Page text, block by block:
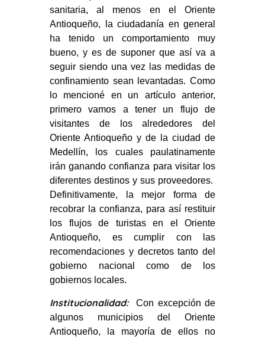
sanitaria, al menos en el Oriente
Antioqueño, la ciudadanía en general
ha tenido un comportamiento muy
bueno, y es de suponer que así va a
seguir siendo una vez las medidas de
confinamiento sean levantadas. Como
lo mencioné en un artículo anterior,
primero vamos a tener un flujo de
visitantes de los alrededores del
Oriente Antioqueño y de la ciudad de
Medellín, los cuales paulatinamente
irán ganando confianza para visitar los
diferentes destinos y sus proveedores.
Definitivamente, la mejor forma de
recobrar la confianza, para así restituir
los flujos de turistas en el Oriente
Antioqueño, es cumplir con las
recomendaciones y decretos tanto del
gobierno nacional como de los
gobiernos locales.
Institucionalidad:
Con excepción de
algunos municipios del Oriente
Antioqueño, la mayoría de ellos no